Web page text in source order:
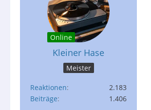
Online
Kleiner Hase
Meister
Reaktionen
2.183
Beiträge
1.406